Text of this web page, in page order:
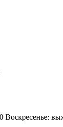
Воскресенье: